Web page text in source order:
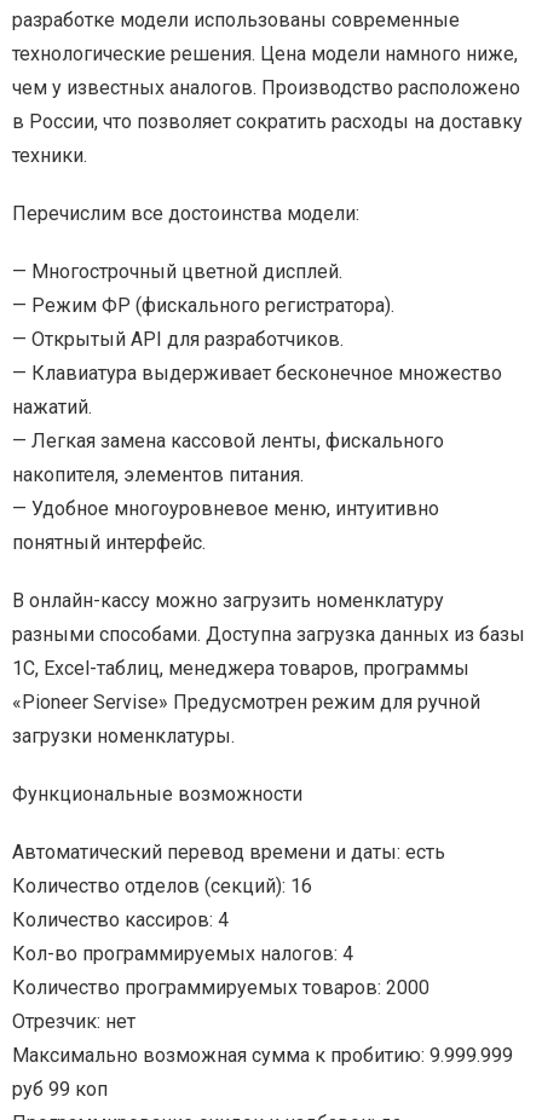
разработке модели использованы современные
технологические решения. Цена модели намного ниже,
чем у известных аналогов. Производство расположено
в России, что позволяет сократить расходы на доставку
техники.
Перечислим все достоинства модели:
— Многострочный цветной дисплей.
— Режим ФР (фискального регистратора).
— Открытый API для разработчиков.
— Клавиатура выдерживает бесконечное множество
нажатий.
— Легкая замена кассовой ленты, фискального
накопителя, элементов питания.
— Удобное многоуровневое меню, интуитивно
понятный интерфейс.
В онлайн-кассу можно загрузить номенклатуру
разными способами. Доступна загрузка данных из базы
1С, Excel-таблиц, менеджера товаров, программы
«Pioneer Servise» Предусмотрен режим для ручной
загрузки номенклатуры.
Функциональные возможности
Автоматический перевод времени и даты: есть
Количество отделов (секций): 16
Количество кассиров: 4
Кол-во программируемых налогов: 4
Количество программируемых товаров: 2000
Отрезчик: нет
Максимально возможная сумма к пробитию: 9.999.999
руб 99 коп